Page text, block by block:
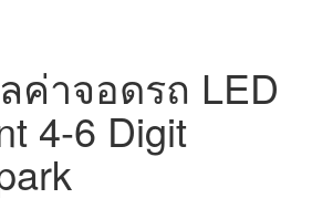
ค่าจอดรถ LED
4-6 Digit